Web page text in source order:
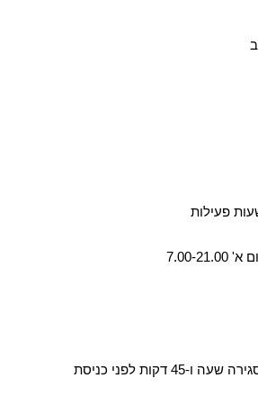
פעילות
21.00
יום ו' פתיחה 7.00 סגירה שעה ו-45 דקות לפני כניסת